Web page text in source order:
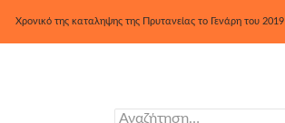
Χρονικό της καταληψης της Πρυτανείας το Γενάρη του 2019
Αναζήτηση